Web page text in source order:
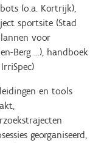
(o.a. Kortrijk),
sportsite (Stad
voor
Berg …), handboek
en tools
georganiseerd,